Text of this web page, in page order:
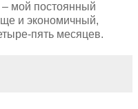
– мой постоянный
и экономичный,
пять месяцев.